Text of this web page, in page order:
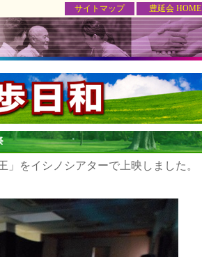
サイトマップ 豊延会 HOME
をイシノシアターで上映しました。